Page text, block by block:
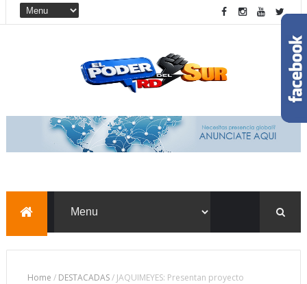
Home / DESTACADAS/ JAQUIMEYES: Presentan proyecto